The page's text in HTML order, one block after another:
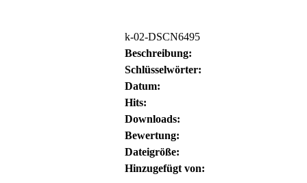
k-02-DSCN6495
Beschreibung:
Schlüsselwörter:
Datum:
Hits:
Downloads:
Bewertung:
Dateigröße:
Hinzugefügt von: